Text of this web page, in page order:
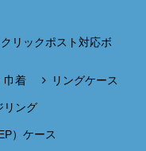
リックポスト対応ボ
巾着 リングケース
リング
）ケース